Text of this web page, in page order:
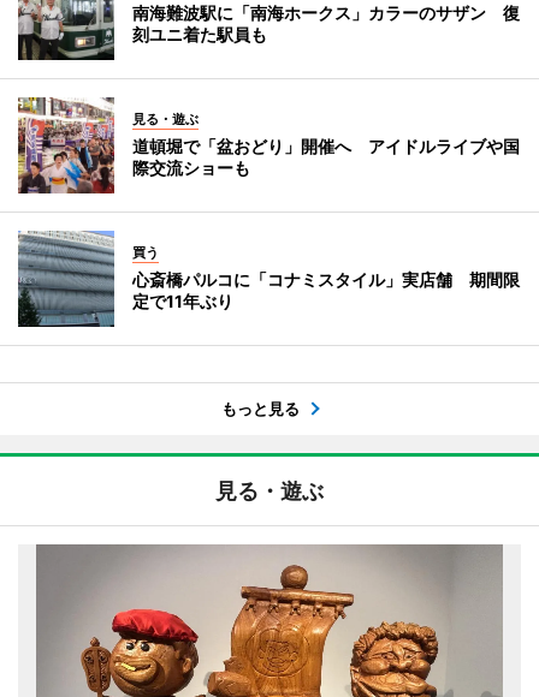
南海難波駅に「南海ホークス」カラーのサザン 復
刻ユニ着た駅員も
見る・遊ぶ
道頓堀で「盆おどり」開催へ アイドルライブや国
際交流ショーも
買う
心斎橋パルコに「コナミスタイル」実店舗 期間限
定で11年ぶり
もっと見る
見る・遊ぶ